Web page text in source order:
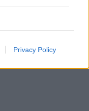
Privacy Policy